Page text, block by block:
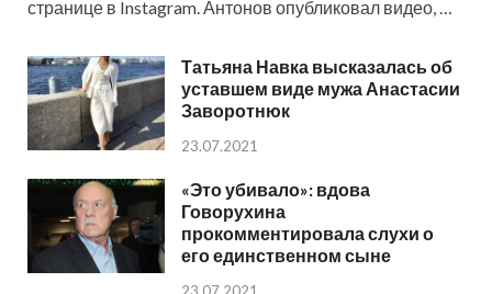
странице в Instagram. Антонов опубликовал видео, …
Татьяна Навка высказалась об
уставшем виде мужа Анастасии
Заворотнюк
23.07.2021
«Это убивало»: вдова
Говорухина
прокомментировала слухи о
его единственном сыне